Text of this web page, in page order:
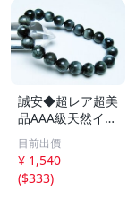
誠安◆超レア超美
品AAA級天然イー
グルアイブレスレ
ット 10mm [T15
6-6923]
目前出價
¥ 1,540
($333)